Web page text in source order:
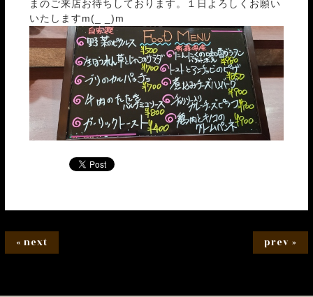
まのご来店お待ちしております。１日よろしくお願い
いたしますm(_ _)m
« next prev »